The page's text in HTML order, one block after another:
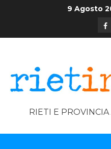
9 Agosto
RIETI E